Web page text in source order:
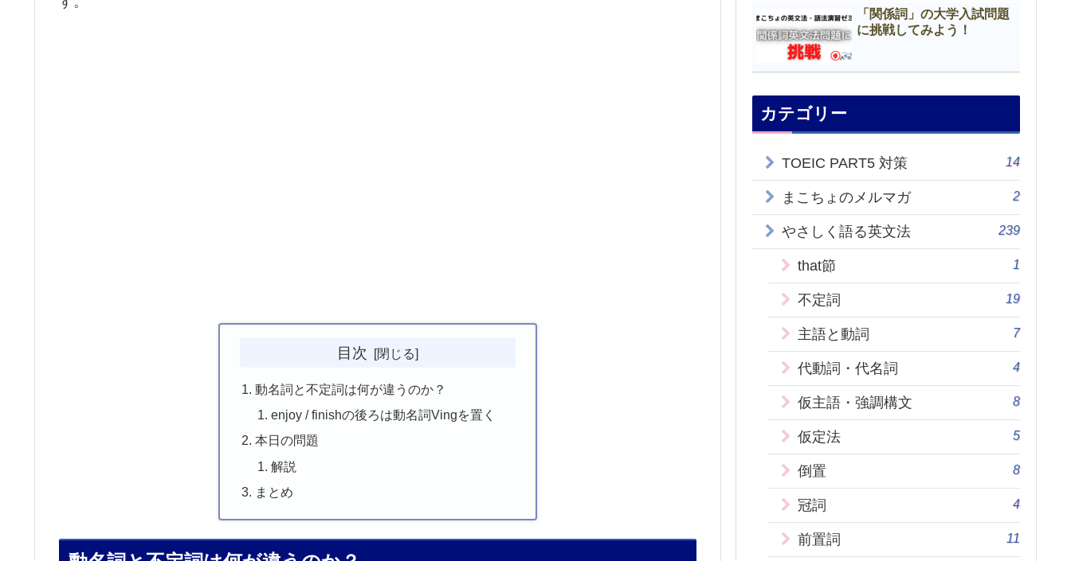
目次
動名詞と不定詞は何が違うのか？
enjoy / finishの後ろは動名詞Vingを置く
本日の問題
解説
まとめ
「関係詞」の大学入試問題
に挑戦してみよう！
カテゴリー
TOEIC PART5 対策 14
まこちょのメルマガ 2
やさしく語る英文法 239
that節 1
不定詞 19
主語と動詞 7
代動詞・代名詞 4
仮主語・強調構文 8
仮定法 5
倒置 8
冠詞 4
前置詞 11